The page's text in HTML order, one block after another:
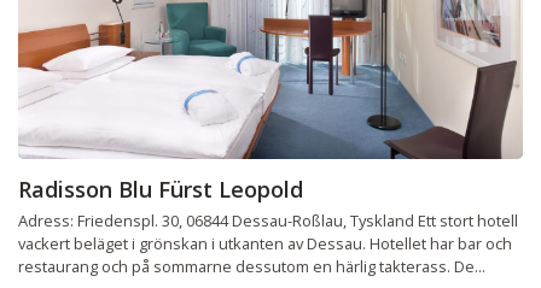
Radisson Blu Fürst Leopold
Adress: Friedenspl. 30, 06844 Dessau-Roßlau, Tyskland Ett stort hotell
vackert beläget i grönskan i utkanten av Dessau. Hotellet har bar och
restaurang och på sommarne dessutom en härlig takterass. De...